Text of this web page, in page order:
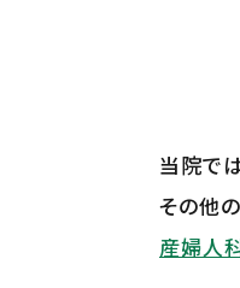
当院で
その他
産婦人